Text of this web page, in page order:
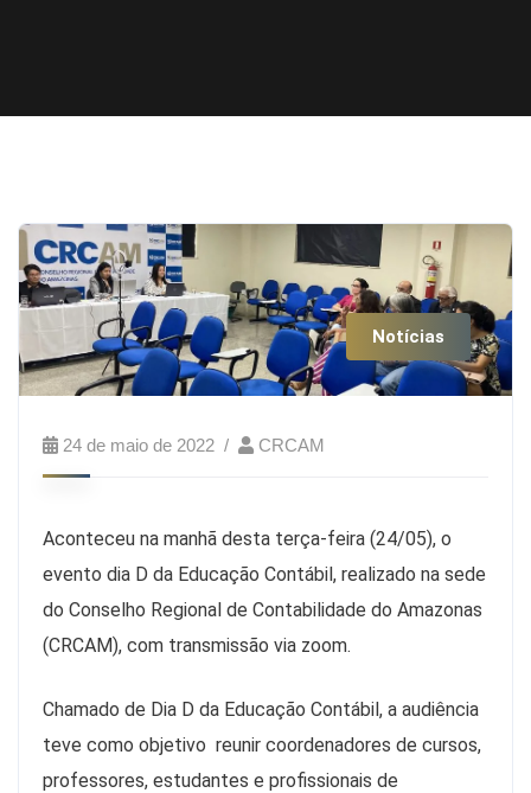
Notícias
24 de maio de 2022 CRCAM
Aconteceu na manhã desta terça-feira (24/05), o
evento dia D da Educação Contábil, realizado na sede
do Conselho Regional de Contabilidade do Amazonas
(CRCAM), com transmissão via zoom.
Chamado de Dia D da Educação Contábil, a audiência
teve como objetivo reunir coordenadores de cursos,
professores, estudantes e profissionais de